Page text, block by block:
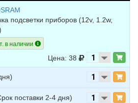
H3
подсветки приборов (12v, 1.2w,
в наличии
Цена: 38
поставки 2-4 дня)